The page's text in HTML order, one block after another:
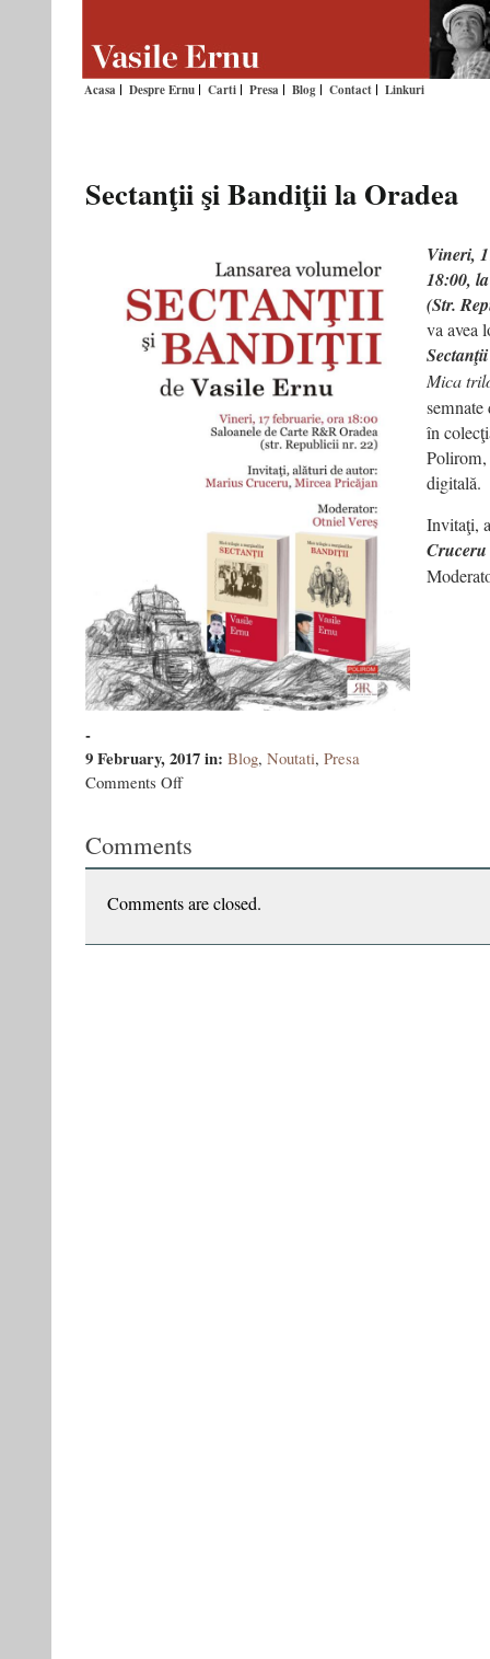
Acasa Despre Ernu Carti Presa Blog Contact Linkuri
Sectanţii şi Bandiţii la Oradea
Vineri,
18:00,
(Str.
va avea
Sectanţii
Mica
semnate
în
digitală.
Invitaţi,
-
9 February, 2017in: Blog, Noutati, Presa
Comments Offon
la
Comments
Comments are closed.